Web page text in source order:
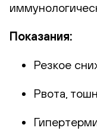
Показания:
Резкое
Рвота,